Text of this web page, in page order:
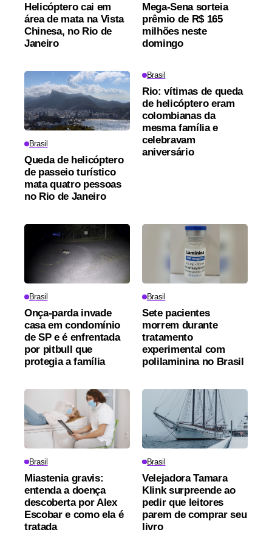
Helicóptero cai em
área de mata na Vista
Chinesa, no Rio de
Janeiro
Mega-Sena sorteia
prêmio de R$ 165
milhões neste
domingo
Brasil
Queda de helicóptero
de passeio turístico
mata quatro pessoas
no Rio de Janeiro
Brasil
Rio: vítimas de queda
de helicóptero eram
colombianas da
mesma família e
celebravam
aniversário
Brasil
Onça-parda invade
casa em condomínio
de SP e é enfrentada
por pitbull que
protegia a família
Brasil
Sete pacientes
morrem durante
tratamento
experimental com
polilaminina no Brasil
Brasil
Miastenia gravis:
entenda a doença
descoberta por Alex
Escobar e como ela é
tratada
Brasil
Velejadora Tamara
Klink surpreende ao
pedir que leitores
parem de comprar seu
livro